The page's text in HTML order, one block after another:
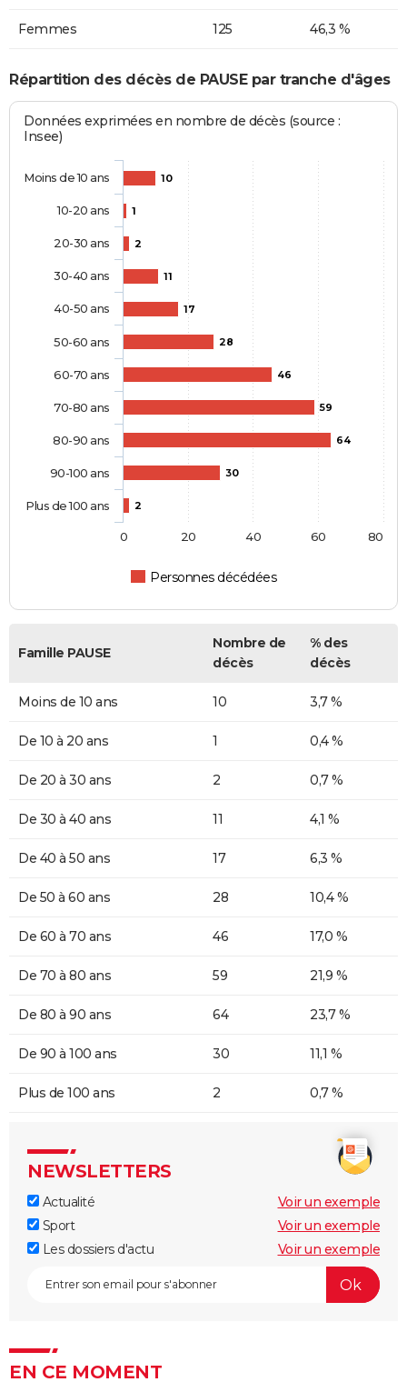
Femmes 125 46,3 %
Répartition des décès de PAUSE par tranche d'âges
Données exprimées en nombre de décès (source :
Insee)
10
1
2
11
17
28
46
59
64
30
2
Personnes décédées
Moins de 10 ans
10-20 ans
20-30 ans
30-40 ans
40-50 ans
50-60 ans
60-70 ans
70-80 ans
80-90 ans
90-100 ans
Plus de 100 ans
0 20 40 60 80
Famille PAUSE
Nombre de
décès
% des
décès
Moins de 10 ans 10 3,7 %
De 10 à 20 ans 1 0,4 %
De 20 à 30 ans 2 0,7 %
De 30 à 40 ans 11 4,1 %
De 40 à 50 ans 17 6,3 %
De 50 à 60 ans 28 10,4 %
De 60 à 70 ans 46 17,0 %
De 70 à 80 ans 59 21,9 %
De 80 à 90 ans 64 23,7 %
De 90 à 100 ans 30 11,1 %
Plus de 100 ans 2 0,7 %
NEWSLETTERS
Actualité
Voir un exemple
Sport
Voir un exemple
Les dossiers d'actu
Voir un exemple
EN CE MOMENT